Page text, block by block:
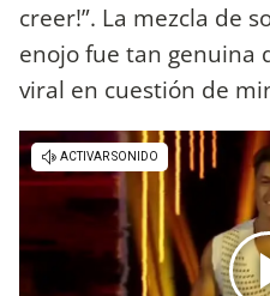
creer!”. La mezcla de
enojo fue tan genuina
viral en cuestión de